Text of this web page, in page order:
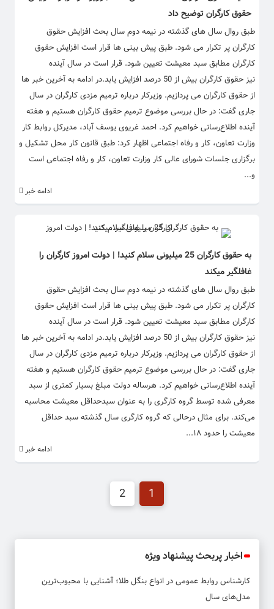
حقوق کارگران توضیح داد
طبق روال سال های گذشته در نیمه دوم سال بحث افزایش حقوق
کارگران پر تکرار می شود. طبق پیش بینی ها قرار است افزایش حقوق
کارگران مطابق سبد معیشت تعیین شود. قرار است در سال آینده
نیز حقوق کارگران بیش از 50 درصد افزایش یابد.در ادامه به آخرین خبر ها
از حقوق کارگران می پردازیم. وزیرکار درباره ترمیم مزدی کارگران در سال
جاری گفت: در حال بررسی موضوع ترمیم حقوق کارگران هستیم و هفته
آینده اطلاع‌رسانی خواهیم کرد. احمد غریوی یوسف آباد، مدیرکل روابط کار
وزارت تعاون، کار و رفاه اجتماعی اظهار کرد: طبق قانون کار محل تشکیل و
برگزاری جلسات شورای عالی کار وزارت تعاون، کار و رفاه اجتماعی است
و...
ادامه خبر
به حقوق کارگران 25 میلیونی سلام کنید! | دولت امروز کارگران را
غافلگیر میکند
طبق روال سال های گذشته در نیمه دوم سال بحث افزایش حقوق
کارگران پر تکرار می شود. طبق پیش بینی ها قرار است افزایش حقوق
کارگران مطابق سبد معیشت تعیین شود. قرار است در سال آینده
نیز حقوق کارگران بیش از 50 درصد افزایش یابد.در ادامه به آخرین خبر ها
از حقوق کارگران می پردازیم. وزیرکار درباره ترمیم مزدی کارگران در سال
جاری گفت: در حال بررسی موضوع ترمیم حقوق کارگران هستیم و هفته
آینده اطلاع‌رسانی خواهیم کرد. هرساله دولت مبلغ بسیار کمتری از سبد
معرفی شده توسط گروه کارگری را به عنوان سبدحداقل معیشت محاسبه
می‌کند. برای مثال درحالی که گروه کارگری سال گذشته سبد حداقل
معیشت را حدود ۱۸...
ادامه خبر
1
2
اخبار پربحث پیشنهاد ویژه
کارشناس روابط عمومیدر انواع بنگل طلا؛ آشنایی با محبوب‌ترین
مدل‌های سال